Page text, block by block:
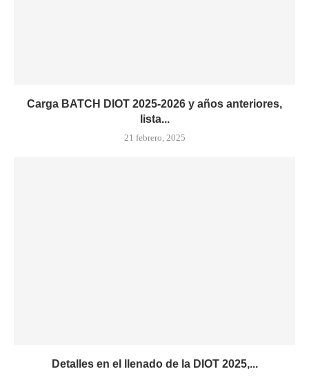
Carga BATCH DIOT 2025-2026 y años anteriores,
lista...
21 febrero, 2025
Detalles en el llenado de la DIOT 2025,...